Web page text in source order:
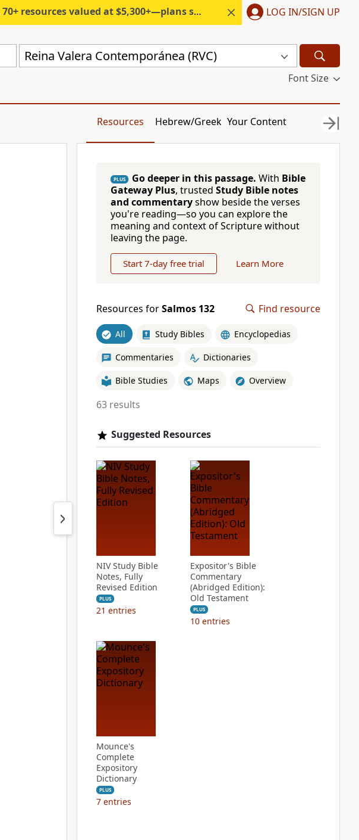
70+ resources valued at $5,300+—plans start under $6/month. LOG IN/SIGN UP
Reina Valera Contemporánea (RVC)
Font Size
Resources Hebrew/Greek Your Content
PLUS Go deeper in this passage. With Bible
Gateway Plus, trusted Study Bible notes
and commentaryshow beside the verses
you're reading—so you can explore the
meaning and context of Scripture without
leaving the page.
Start 7-day free trial Learn More
Resources forSalmos 132 Find resource
All Study Bibles Encyclopedias
Commentaries Dictionaries
Bible Studies Maps Overview
63 results
Suggested Resources
NIV Study Bible
Notes, Fully
Revised Edition
PLUS
21 entries
Expositor's Bible
Commentary
(Abridged Edition):
Old Testament
PLUS
10 entries
Mounce's
Complete
Expository
Dictionary
PLUS
7 entries